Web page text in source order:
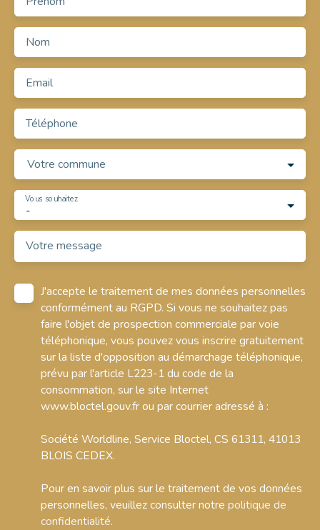
Nom
Email
Téléphone
Votre commune
-
Vous souhaitez
Votre message
J'accepte le traitement de mes données personnelles
conformément au RGPD. Si vous ne souhaitez pas
faire l'objet de prospection commerciale par voie
téléphonique, vous pouvez vous inscrire gratuitement
sur la liste d'opposition au démarchage téléphonique,
prévu par l'article L223-1 du code de la
consommation, sur le site Internet
www.bloctel.gouv.fr ou par courrier adressé à :
Société Worldline, Service Bloctel, CS 61311, 41013
BLOIS CEDEX.
Pour en savoir plus sur le traitement de vos données
personnelles, veuillez consulter notre politique de
confidentialité.